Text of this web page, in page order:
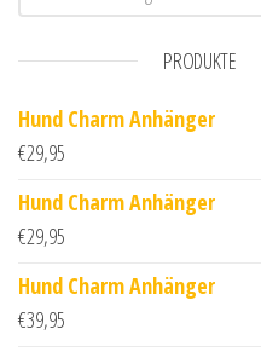
PRODUKTE
Hund Charm Anhänger
€29,95
Hund Charm Anhänger
€29,95
Hund Charm Anhänger
€39,95